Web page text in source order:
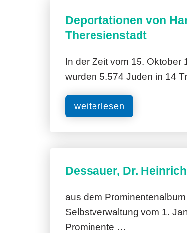
Deportationen von
Theresienstadt
In der Zeit vom 15. Oktober
wurden 5.574 Juden in 14
weiterlesen
Dessauer, Dr. Heinrich
aus dem
Selbstverwaltung vom 1.
Prominente …